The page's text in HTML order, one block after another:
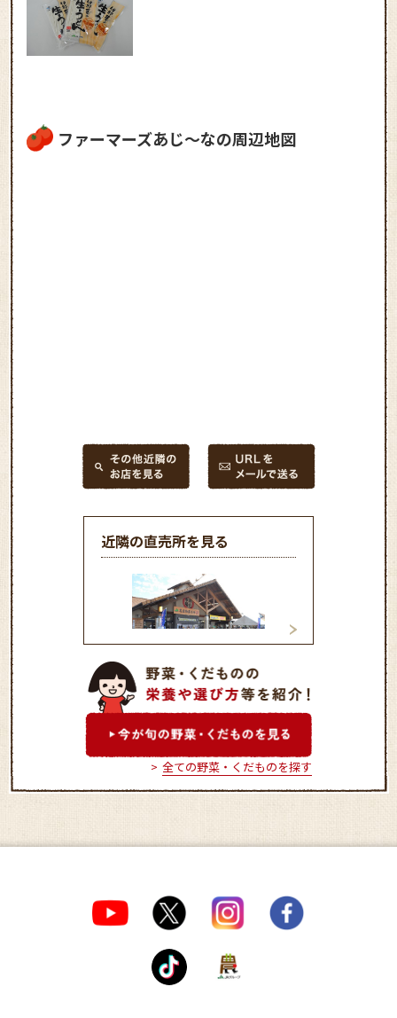
ファーマーズあじ～なの周辺地図
近隣の直売所を見る
みはらしファームとれたて
市場
ファームテラス
全ての野菜・くだものを探す